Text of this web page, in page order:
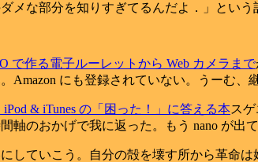
メな部分を知りすぎてるんだよ．」という
で作る電子ルーレットから Web カメラまで
にも登録されていない。うーむ、継
iPod & iTunes の「困った！」に答える本ス
軸のおかげで我に返った。もう nano が出
していこう。自分の殻を壊す所から革命